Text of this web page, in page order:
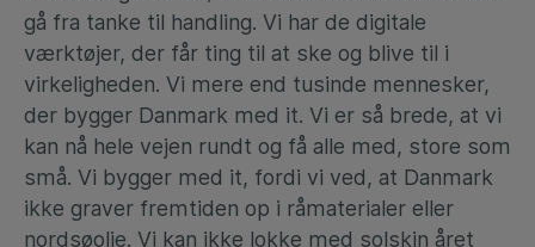
gå fra tanke til handling. Vi har de digitale
værktøjer, der får ting til at ske og blive til i
virkeligheden. Vi mere end tusinde mennesker,
der bygger Danmark med it. Vi er så brede, at vi
kan nå hele vejen rundt og få alle med, store som
små. Vi bygger med it, fordi vi ved, at Danmark
ikke graver fremtiden op i råmaterialer eller
nordsøolie. Vi kan ikke lokke med solskin året